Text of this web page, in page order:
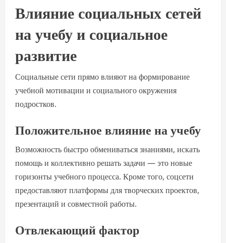
Влияние социальных сетей
на учебу и социальное
развитие
Социальные сети прямо влияют на формирование
учебной мотивации и социального окружения
подростков.
Положительное влияние на учебу
Возможность быстро обмениваться знаниями, искать
помощь и коллективно решать задачи — это новые
горизонты учебного процесса. Кроме того, соцсети
предоставляют платформы для творческих проектов,
презентаций и совместной работы.
Отвлекающий фактор